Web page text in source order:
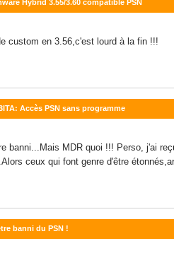
Hybrid 3.55/3.60 compatible PSN
custom en 3.56,c'est lourd à la fin !!!
Accès PSN sans programme
banni...Mais MDR quoi !!! Perso, j'ai
ceux qui font genre d'être
banni du PSN !